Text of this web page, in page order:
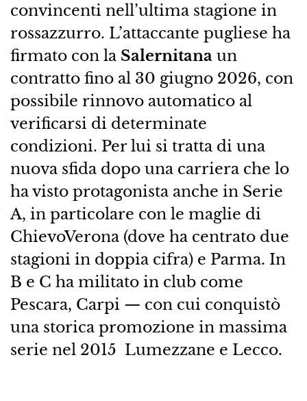
convincenti nell’ultima stagione in
rossazzurro. L’attaccante pugliese ha
firmato con la Salernitanaun
contratto fino al 30 giugno 2026, con
possibile rinnovo automatico al
verificarsi di determinate
condizioni. Per lui si tratta di una
nuova sfida dopo una carriera che lo
ha visto protagonista anche in Serie
A, in particolare con le maglie di
ChievoVerona (dove ha centrato due
stagioni in doppia cifra) e Parma. In
B e C ha militato in club come
Pescara, Carpi — con cui conquistò
una storica promozione in massima
serie nel 2015 Lumezzane e Lecco.